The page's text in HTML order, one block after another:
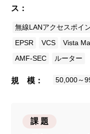
ス
無線LANアクセスポイ
EPSR
VCS Vista
AMF-SEC
ルーター
規 模 50,000～
課 題